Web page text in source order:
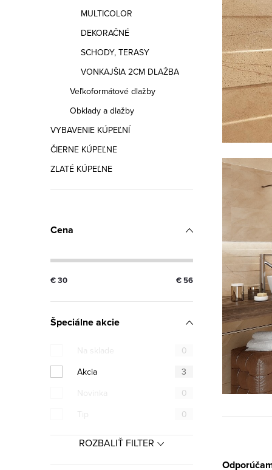
MULTICOLOR
DEKORAČNÉ
SCHODY, TERASY
VONKAJŠIA 2CM DLAŽBA
Veľkoformátové dlažby
Obklady a dlažby
VYBAVENIE KÚPEĽNÍ
ČIERNE KÚPEĽNE
ZLATÉ KÚPEĽNE
Cena
€30 €56
Špeciálne akcie
Na sklade
0
Akcia
3
Novinka
0
Tip
0
ROZBALIŤ FILTER